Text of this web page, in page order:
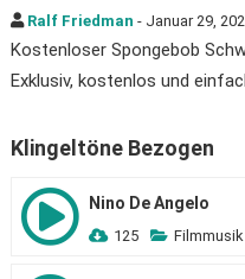
Ralf Friedman - Januar 29,
Kostenloser Spongebob
Exklusiv, kostenlos und
Klingeltöne Bezogen
Nino De Angelo
125 Filmmusik